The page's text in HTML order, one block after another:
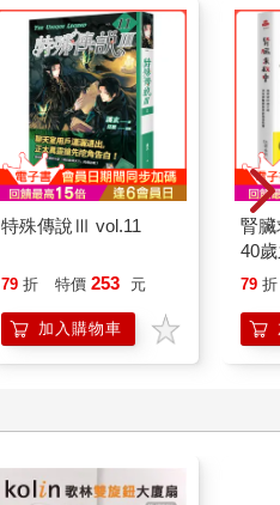
特殊傳說Ⅲ vol.11
79 折 特價 253 元
加入購物車
腎
40
就
79 折